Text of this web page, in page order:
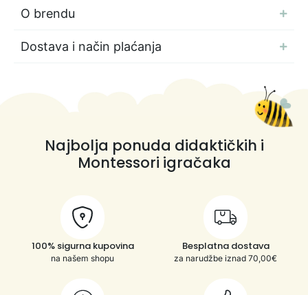
O brendu
Dostava i način plaćanja
Najbolja ponuda didaktičkih i
Montessori igračaka
100% sigurna kupovina
na našem shopu
Besplatna dostava
za narudžbe iznad 70,00€